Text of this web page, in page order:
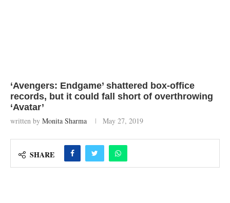
‘Avengers: Endgame’ shattered box-office
records, but it could fall short of overthrowing
‘Avatar’
written by Monita Sharma May 27, 2019
SHARE